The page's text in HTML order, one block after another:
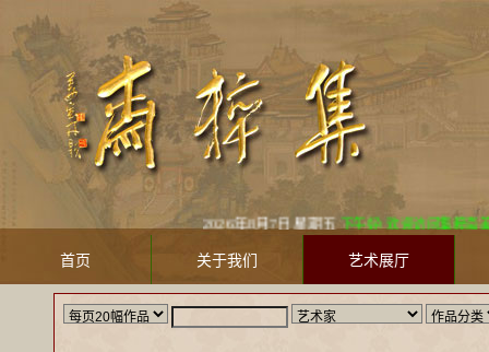
2026年8月7日 星期五 下午好! 欢迎访问集粹
首页 关于我们 艺术展厅